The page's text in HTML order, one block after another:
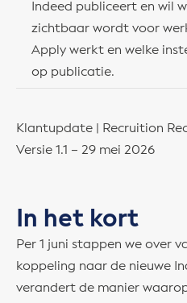
Indeed publiceert en wil
zichtbaar wordt voor
Apply werkt en welke
op publicatie.
Klantupdate | Recruition
Versie 1.1 – 29 mei 2026
In het kort
Per 1 juni stappen we over
koppeling naar de nieuwe
verandert de manier